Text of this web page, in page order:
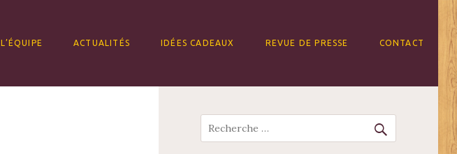
L’ÉQUIPE ACTUALITÉS IDÉES CADEAUX REVUE DE PRESSE CONTACT
Recherche